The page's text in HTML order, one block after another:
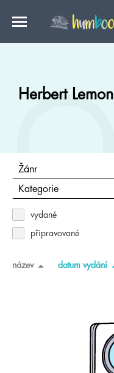
Herbert Lemon
Žánr
Kategorie
vydané
připravované
název datum vydání